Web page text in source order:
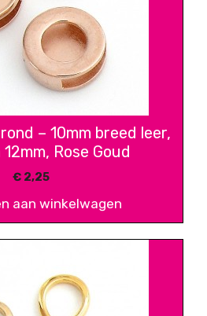
– 10mm breed leer,
Rose Goud
€2,25
aan winkelwagen